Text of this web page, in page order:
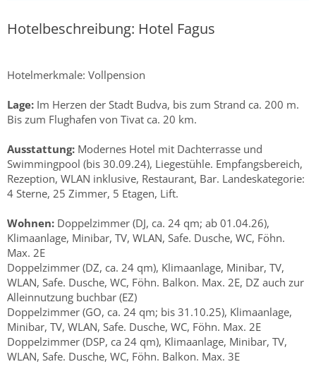
Hotelbeschreibung: Hotel Fagus
Hotelmerkmale: Vollpension
Lage: Im Herzen der Stadt Budva, bis zum Strand ca. 200 m.
Bis zum Flughafen von Tivat ca. 20 km.
Ausstattung: Modernes Hotel mit Dachterrasse und
Swimmingpool (bis 30.09.24), Liegestühle. Empfangsbereich,
Rezeption, WLAN inklusive, Restaurant, Bar. Landeskategorie:
4 Sterne, 25 Zimmer, 5 Etagen, Lift.
Wohnen: Doppelzimmer (DJ, ca. 24 qm; ab 01.04.26),
Klimaanlage, Minibar, TV, WLAN, Safe. Dusche, WC, Föhn.
Max. 2E
Doppelzimmer (DZ, ca. 24 qm), Klimaanlage, Minibar, TV,
WLAN, Safe. Dusche, WC, Föhn. Balkon. Max. 2E, DZ auch zur
Alleinnutzung buchbar (EZ)
Doppelzimmer (GO, ca. 24 qm; bis 31.10.25), Klimaanlage,
Minibar, TV, WLAN, Safe. Dusche, WC, Föhn. Max. 2E
Doppelzimmer (DSP, ca 24 qm), Klimaanlage, Minibar, TV,
WLAN, Safe. Dusche, WC, Föhn. Balkon. Max. 3E